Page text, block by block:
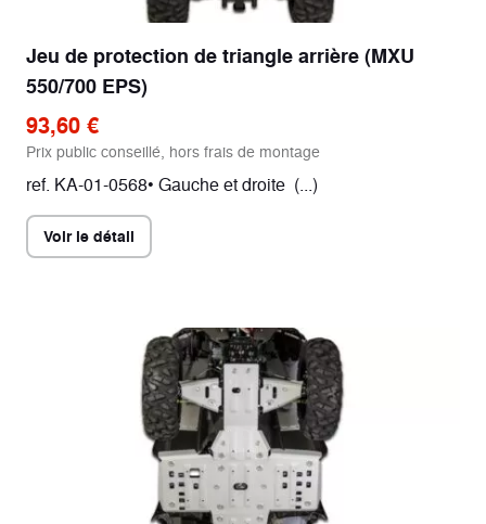
Jeu de protection de triangle arrière (MXU
550/700 EPS)
93,60 €
Prix public conseillé, hors frais de montage
ref. KA-01-0568• Gauche et droite (...)
Voir le détail